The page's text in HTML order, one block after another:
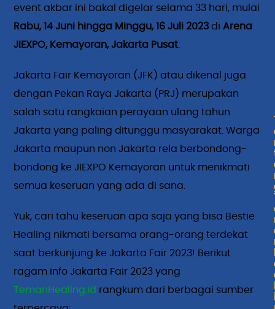
event akbar ini bakal digelar selama 33 hari, mulai
Rabu, 14 Juni hingga Minggu, 16 Juli 2023 diArena
JIEXPO, Kemayoran, Jakarta Pusat.
Jakarta Fair Kemayoran (JFK) atau dikenal juga
dengan Pekan Raya Jakarta (PRJ) merupakan
salah satu rangkaian perayaan ulang tahun
Jakarta yang paling ditunggu masyarakat. Warga
Jakarta maupun non Jakarta rela berbondong-
bondong ke JIEXPO Kemayoran untuk menikmati
semua keseruan yang ada di sana.
Yuk, cari tahu keseruan apa saja yang bisa Bestie
Healing nikmati bersama orang-orang terdekat
saat berkunjung ke Jakarta Fair 2023! Berikut
ragam info Jakarta Fair 2023 yang
TemanHealing.id rangkum dari berbagai sumber